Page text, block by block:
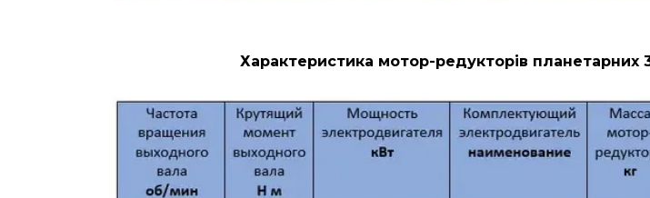
Характеристика мотор-редукторів планетарних